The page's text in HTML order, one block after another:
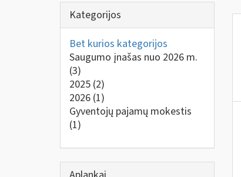
Kategorijos
Bet kurios kategorijos
Saugumo įnašas nuo 2026 m.
(3)
2025 (2)
2026 (1)
Gyventojų pajamų mokestis
(1)